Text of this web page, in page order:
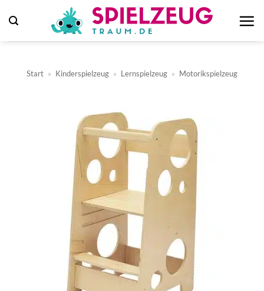
Inhalt
springen
Start » Kinderspielzeug » Lernspielzeug » Motorikspielzeug